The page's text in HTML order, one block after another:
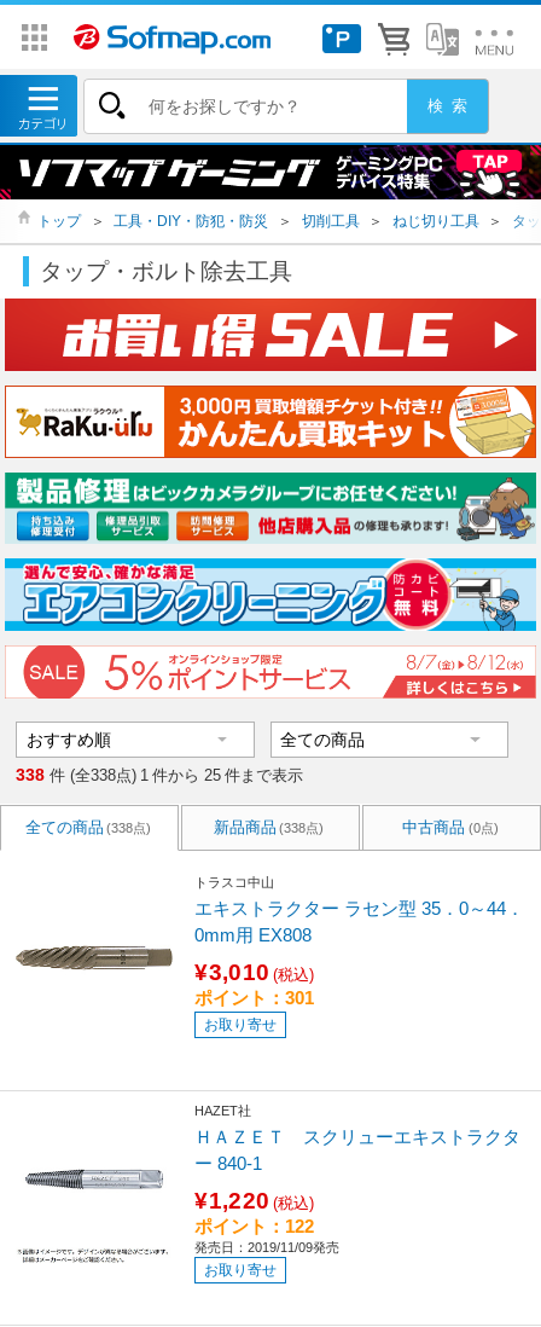
トップ ＞ 工具・DIY・防犯・防災 ＞ 切削工具 ＞ ねじ切り工具 ＞ タ
タップ・ボルト除去工具
338 件 (全338点) 1 件から 25 件まで表示
全ての商品 (338点) 新品商品 (338点) 中古商品 (0点)
トラスコ中山
エキストラクター ラセン型 35．0～44．
0mm用 EX808
¥3,010 (税込)
ポイント：301
お取り寄せ
HAZET社
ＨＡＺＥＴ スクリューエキストラクタ
ー 840-1
¥1,220 (税込)
ポイント：122
発売日：2019/11/09発売
お取り寄せ